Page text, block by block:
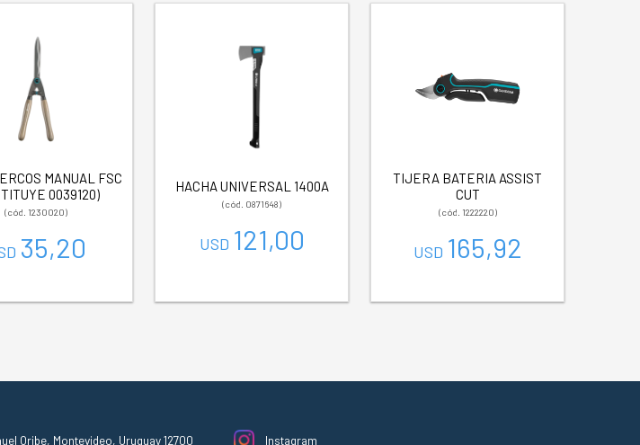
MANUAL FSC
0039120)
(cód. 1230020)
35,20
HACHA UNIVERSAL 1400A
(cód. 0871648)
USD 121,00
TIJERA BATERIA ASSIST
CUT
(cód. 1222220)
USD 165,92
Oribe, Montevideo, Uruguay 12700 Instagram